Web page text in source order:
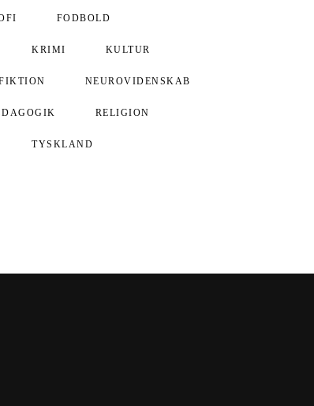
FODBOLD
KRIMI KULTUR
NEUROVIDENSKAB
RELIGION
TYSKLAND